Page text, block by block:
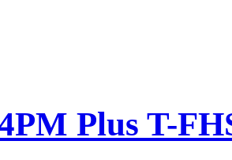
Plus T-